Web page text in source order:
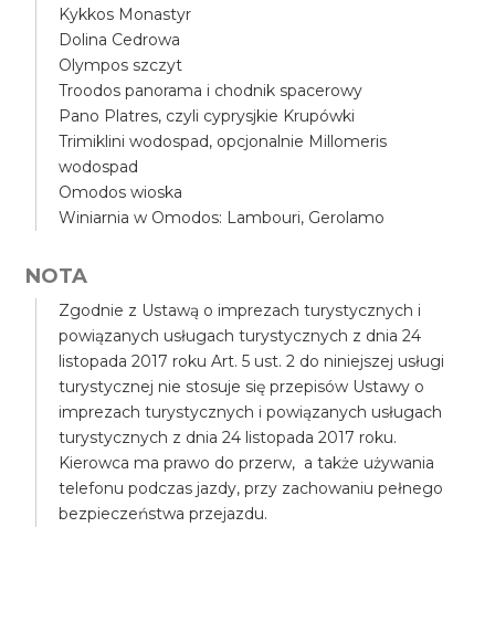
Kykkos Monastyr
Dolina Cedrowa
Olympos szczyt
Troodos panorama i chodnik spacerowy
Pano Platres, czyli cyprysjkie Krupówki
Trimiklini wodospad, opcjonalnie Millomeris
wodospad
Omodos wioska
Winiarnia w Omodos: Lambouri, Gerolamo
NOTA
Zgodnie z Ustawą o imprezach turystycznych i
powiązanych usługach turystycznych z dnia 24
listopada 2017 roku Art. 5 ust. 2 do niniejszej usługi
turystycznej nie stosuje się przepisów Ustawy o
imprezach turystycznych i powiązanych usługach
turystycznych z dnia 24 listopada 2017 roku.
Kierowca ma prawo do przerw, a także używania
telefonu podczas jazdy, przy zachowaniu pełnego
bezpieczeństwa przejazdu.